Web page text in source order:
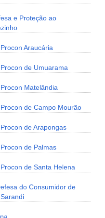
e Proteção ao
Araucária
de Umuarama
Matelândia
de Campo Mourão
de Arapongas
de Palmas
de Santa Helena
do Consumidor de